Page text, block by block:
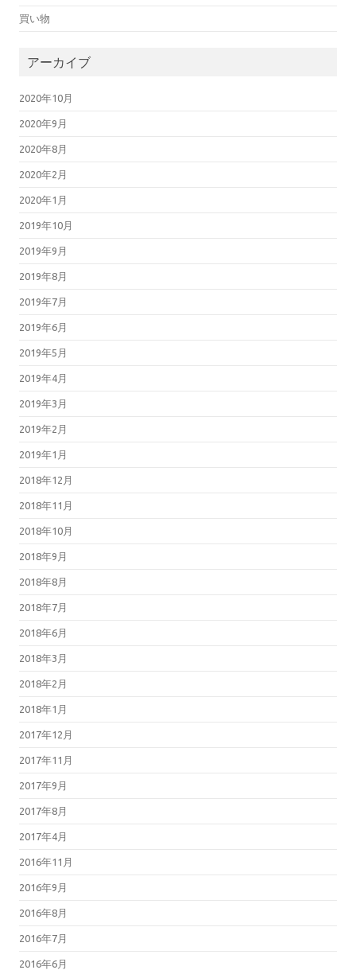
買い物
アーカイブ
2020年10月
2020年9月
2020年8月
2020年2月
2020年1月
2019年10月
2019年9月
2019年8月
2019年7月
2019年6月
2019年5月
2019年4月
2019年3月
2019年2月
2019年1月
2018年12月
2018年11月
2018年10月
2018年9月
2018年8月
2018年7月
2018年6月
2018年3月
2018年2月
2018年1月
2017年12月
2017年11月
2017年9月
2017年8月
2017年4月
2016年11月
2016年9月
2016年8月
2016年7月
2016年6月